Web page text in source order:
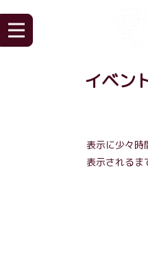
イベン
表示に少々時
表示されるま